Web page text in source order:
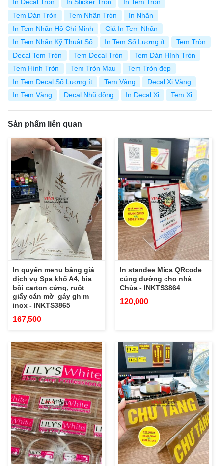
In Decal Tròn
In Sticker Tròn
In Tem Tròn
Tem Dán Tròn
Tem Nhãn Tròn
In Nhãn
In Tem Nhãn Hồ Chí Minh
Giá In Tem Nhãn
In Tem Nhãn Kỹ Thuật Số
In Tem Số Lượng ít
Tem Tròn
Decal Tem Tròn
Tem Decal Tròn
Tem Dán Hình Tròn
Tem Hình Tròn
Tem Tròn Màu
Tem Tròn đẹp
In Tem Decal Số Lượng ít
Tem Vàng
Decal Xi Vàng
In Tem Vàng
Decal Nhũ đồng In Decal Xi Tem Xi
Sản phẩm liên quan
In quyển menu bảng giá
dịch vụ Spa khổ A4, bìa
bồi carton cứng, ruột
giấy cán mờ, gáy ghim
inox - INKTS3865
167,500
In standee Mica QRcode
cúng dường cho nhà
Chùa - INKTS3864
120,000